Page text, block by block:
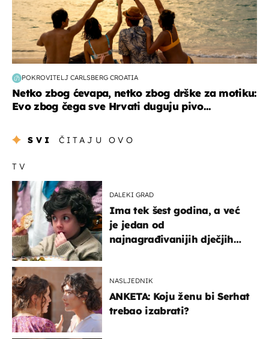
POKROVITELJ CARLSBERG CROATIA
Netko zbog ćevapa, netko zbog drške za motiku:
Evo zbog čega sve Hrvati duguju pivo...
SVI ČITAJU OVO
TV
DALEKI GRAD
Ima tek šest godina, a već
je jedan od
najnagrađivanijih dječjih
NASLJEDNIK
ANKETA: Koju ženu bi Serhat
trebao izabrati?